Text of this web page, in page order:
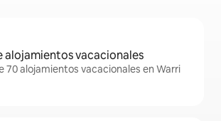
alojamientos vacacionales
70 alojamientos vacacionales en Warri